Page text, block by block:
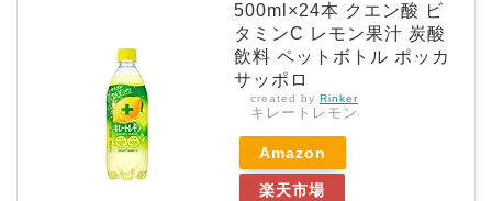
500ml×24本 クエン酸 ビ
タミンC レモン果汁 炭酸
飲料 ペットボトル ポッカ
サッポロ
created by Rinker
キレートレモン
Amazon
楽天市場